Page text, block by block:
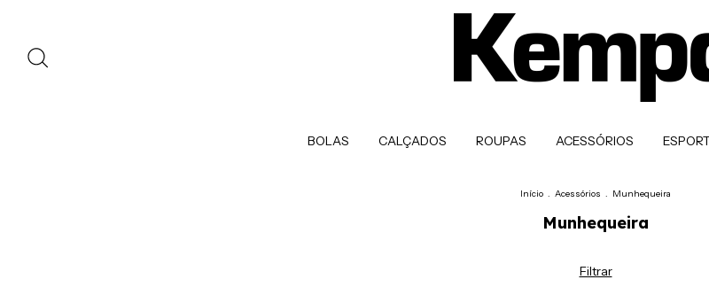
BOLAS CALÇADOS ROUPAS ACESSÓRIOS
Início . Acessórios . Munhequeira
Munhequeira
Filtrar